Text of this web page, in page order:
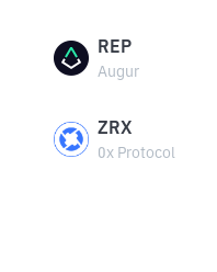
REP
Augur
ZRX
0x Protocol